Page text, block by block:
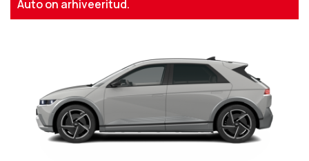
Auto on arhiveeritud.